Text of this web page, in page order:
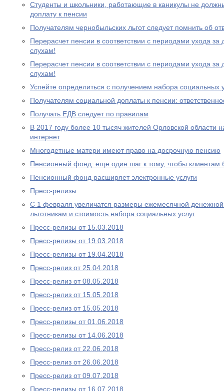
Студенты и школьники, работающие в каникулы не
доплату к пенсии
Получателям чернобыльских льгот следует помнить об
Перерасчет пенсии в соответствии с периодами ухода за
слухам!
Перерасчет пенсии в соответствии с периодами ухода за
слухам!
Успейте определиться с получением набора социальных
Получателям социальной доплаты к пенсии:
Получать ЕДВ следует по правилам
В 2017 году более 10 тысяч жителей Орловской области
интернет
Многодетные матери имеют право на досрочную пенсию
Пенсионный фонд: еще один шаг к тому, чтобы клиентам
Пенсионный фонд расширяет электронные услуги
Пресс-релизы
С 1 февраля увеличатся размеры ежемесячной
льготникам и стоимость набора социальных услуг
Пресс-релизы от 15.03.2018
Пресс-релизы от 19.03.2018
Пресс-релизы от 19.04.2018
Пресс-релиз от 25.04.2018
Пресс-релиз от 08.05.2018
Пресс-релиз от 15.05.2018
Пресс-релиз от 15.05.2018
Пресс-релизы от 01.06.2018
Пресс-релизы от 14.06.2018
Пресс-релиз от 22.06.2018
Пресс-релиз от 26.06.2018
Пресс-релиз от 09.07.2018
Пресс-релизы от 16.07.2018